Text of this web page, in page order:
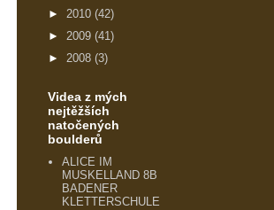
► 2010 (42)
► 2009 (41)
► 2008 (3)
Videa z mých
nejtěžších
natočených
boulderů
ALICE IM
MUSKELLAND 8B
BADENER
KLETTERSCHULE